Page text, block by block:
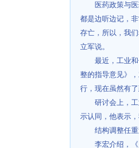
医药政策与
都是边听边记，
存亡，所以，我
立军说。
最近，工业
整的指导意见》
行，现在虽然有
研讨会上，
示认同，他表示
结构调整任
李宏介绍，